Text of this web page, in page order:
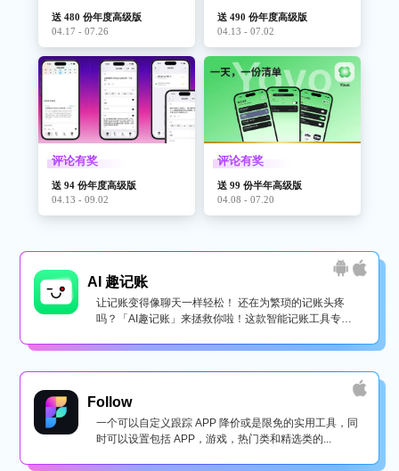
送 480 份年度高级版
04.17 - 07.26
送 490 份年度高级版
04.13 - 07.02
评论有奖
送 94 份年度高级版
04.13 - 09.02
评论有奖
送 99 份半年高级版
04.08 - 07.20
AI 趣记账
让记账变得像聊天一样轻松！ 还在为繁琐的记账头疼
吗？「AI趣记账」来拯救你啦！这款智能记账工具专为
Follow
一个可以自定义跟踪 APP 降价或是限免的实用工具，同
时可以设置包括 APP，游戏，热门类和精选类的...